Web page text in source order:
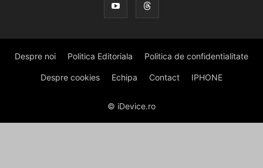
Despre noi Politica Editoriala Politica de confidentialitate
Despre cookies Echipa Contact IPHONE
© iDevice.ro